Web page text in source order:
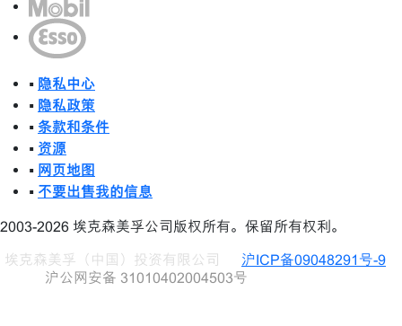
• 隐私中心
• 隐私政策
• 条款和条件
• 资源
• 网页地图
• 不要出售我的信息
2003-2026 埃克森美孚公司版权所有。保留所有权利。
埃克森美孚（中国）投资有限公司
沪ICP备09048291号-9
沪公网安备 31010402004503号